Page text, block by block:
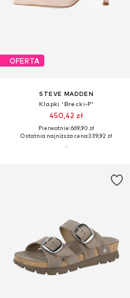
OFERTA
STEVE MADDEN
Klapki 'Brecki-P'
450,42 zł
Pierwotnie: 669,90 zł
Ostatnia najniższa cena:339,92 zł